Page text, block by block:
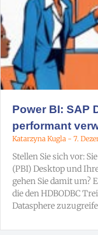
Power BI: SAP
performant
Katarzyna Kugla 7.
Stellen Sie sich vor:
(PBI) Desktop und
gehen Sie damit um?
die den HDBODBC
Datasphere